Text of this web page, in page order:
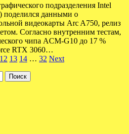
подразделения Intel
поделился данными о
видеокарты Arc A750, релиз
Согласно внутренним тестам,
чипа ACM-G10 до 17 %
RTX 3060…
12 13 14 … 32 Next